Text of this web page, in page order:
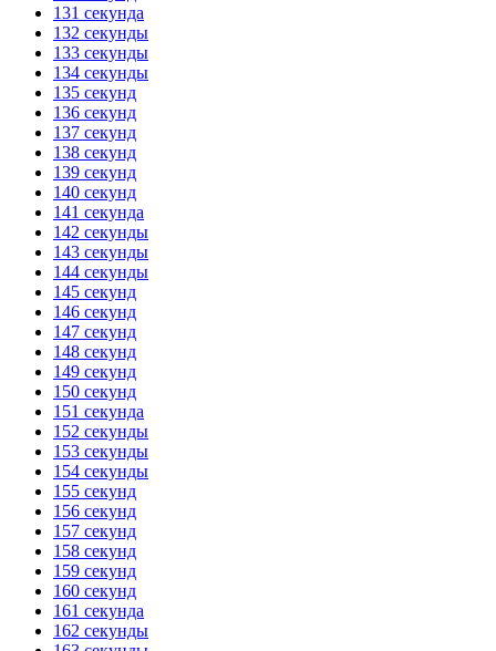
131 секунда
132 секунды
133 секунды
134 секунды
135 секунд
136 секунд
137 секунд
138 секунд
139 секунд
140 секунд
141 секунда
142 секунды
143 секунды
144 секунды
145 секунд
146 секунд
147 секунд
148 секунд
149 секунд
150 секунд
151 секунда
152 секунды
153 секунды
154 секунды
155 секунд
156 секунд
157 секунд
158 секунд
159 секунд
160 секунд
161 секунда
162 секунды